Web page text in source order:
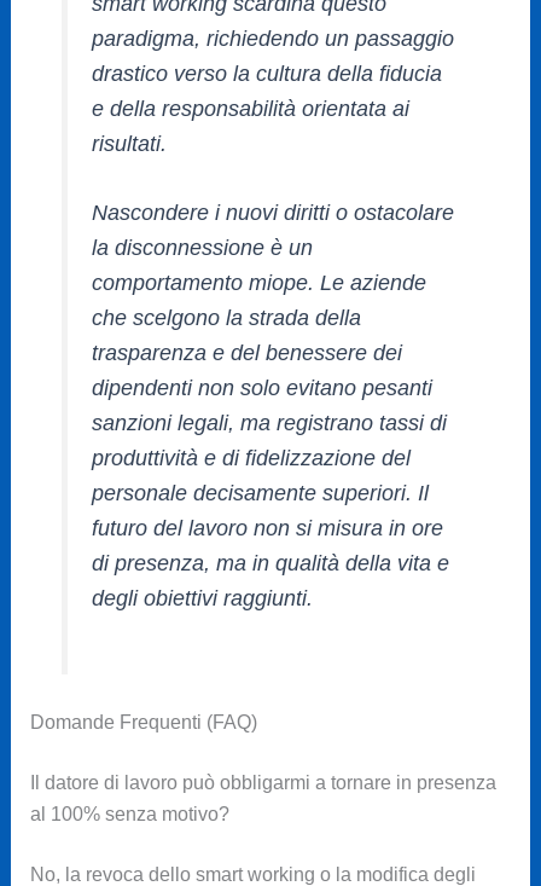
paradigma, richiedendo un passaggio
drastico verso la cultura della fiducia
e della responsabilità orientata ai
risultati.
Nascondere i nuovi diritti o ostacolare
la disconnessione è un
comportamento miope. Le aziende
che scelgono la strada della
trasparenza e del benessere dei
dipendenti non solo evitano pesanti
sanzioni legali, ma registrano tassi di
produttività e di fidelizzazione del
personale decisamente superiori. Il
futuro del lavoro non si misura in ore
di presenza, ma in qualità della vita e
degli obiettivi raggiunti.
Domande Frequenti (FAQ)
Il datore di lavoro può obbligarmi a tornare in presenza
al 100% senza motivo?
No, la revoca dello smart working o la modifica degli